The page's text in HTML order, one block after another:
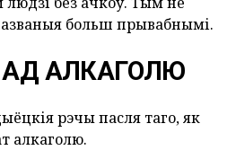
больш прывабнымі.
АЛКАГОЛЮ
рэчы пасля таго, як
алкаголю.